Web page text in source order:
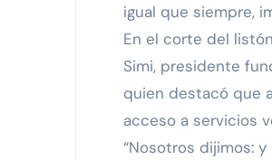
igual que siempre,
En el corte del
Simi, presidente
quien destacó que
acceso a servicios
“Nosotros dijimos: